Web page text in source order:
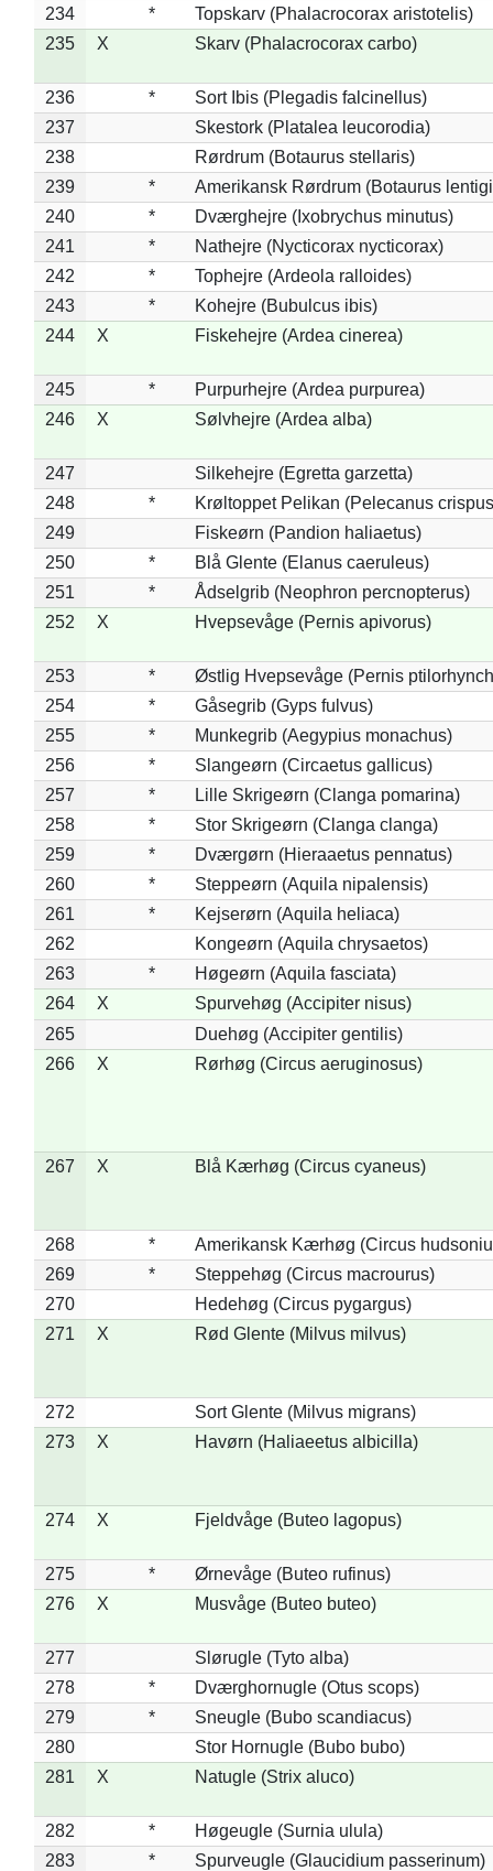
234
*
Topskarv (Phalacrocorax aristotelis)
235
X Skarv (Phalacrocorax carbo)
236 *
Sort Ibis (Plegadis falcinellus)
237
Skestork (Platalea leucorodia)
238
Rørdrum (Botaurus stellaris)
239
*
Amerikansk Rørdrum (Botaurus
240
*
Dværghejre (Ixobrychus minutus)
241
*
Nathejre (Nycticorax nycticorax)
242
*
Tophejre (Ardeola ralloides)
243
*
Kohejre (Bubulcus ibis)
244
X Fiskehejre (Ardea cinerea)
245 *
Purpurhejre (Ardea purpurea)
246
X Sølvhejre (Ardea alba)
247
Silkehejre (Egretta garzetta)
248
*
Krøltoppet Pelikan (Pelecanus
249
Fiskeørn (Pandion haliaetus)
250
*
Blå Glente (Elanus caeruleus)
251
*
Ådselgrib (Neophron percnopterus)
252
X Hvepsevåge (Pernis apivorus)
253 *
Østlig Hvepsevåge (Pernis
254
*
Gåsegrib (Gyps fulvus)
255
*
Munkegrib (Aegypius monachus)
256
*
Slangeørn (Circaetus gallicus)
257
*
Lille Skrigeørn (Clanga pomarina)
258
*
Stor Skrigeørn (Clanga clanga)
259
*
Dværgørn (Hieraaetus pennatus)
260
*
Steppeørn (Aquila nipalensis)
261
*
Kejserørn (Aquila heliaca)
262
Kongeørn (Aquila chrysaetos)
263
*
Høgeørn (Aquila fasciata)
264
X
Spurvehøg (Accipiter nisus)
265
Duehøg (Accipiter gentilis)
266
X Rørhøg (Circus aeruginosus)
267 X Blå Kærhøg (Circus cyaneus)
268 *
Amerikansk Kærhøg (Circus
269
*
Steppehøg (Circus macrourus)
270
Hedehøg (Circus pygargus)
271
X Rød Glente (Milvus milvus)
272
Sort Glente (Milvus migrans)
273
X Havørn (Haliaeetus albicilla)
274 X Fjeldvåge (Buteo lagopus)
275 *
Ørnevåge (Buteo rufinus)
276
X Musvåge (Buteo buteo)
277
Slørugle (Tyto alba)
278
*
Dværghornugle (Otus scops)
279
*
Sneugle (Bubo scandiacus)
280
Stor Hornugle (Bubo bubo)
281
X Natugle (Strix aluco)
282 *
Høgeugle (Surnia ulula)
283
* Spurveugle (Glaucidium passerinum)